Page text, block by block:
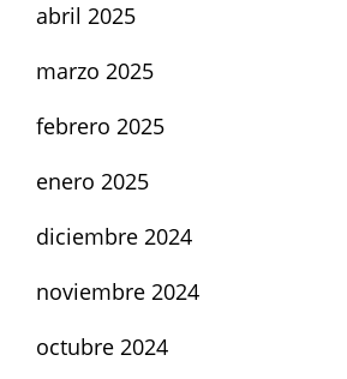
abril 2025
marzo 2025
febrero 2025
enero 2025
diciembre 2024
noviembre 2024
octubre 2024